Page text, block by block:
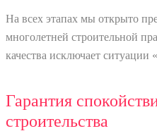
На всех этапах мы открыто
многолетней строительной
качества исключает ситуации
Гарантия
строительства